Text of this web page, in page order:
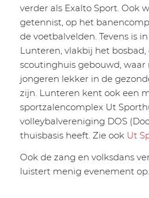
verder als Exalto Sport. Ook
getennist, op het
de voetbalvelden. Tevens is
Lunteren, vlakbij het
scoutinghuis gebouwd, waar
jongeren lekker in de
zijn. Lunteren kent ook een
sportzalencomplex Ut
volleybalvereniging DOS
thuisbasis heeft. Zie ook Ut
Ook de zang en volksdans
luistert menig evenement op.